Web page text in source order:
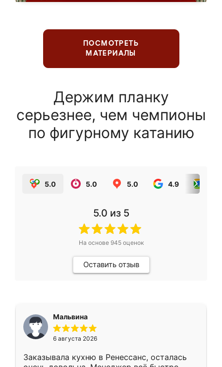
ПОСМОТРЕТЬ
МАТЕРИАЛЫ
Держим планку
серьезнее, чем чемпионы
по фигурному катанию
5.0 5.0 5.0 4.9
5.0 из 5
На основе 945оценок
Оставить отзыв
Мальвина
6 августа 2026
Заказывала кухню в Ренессанс, осталась